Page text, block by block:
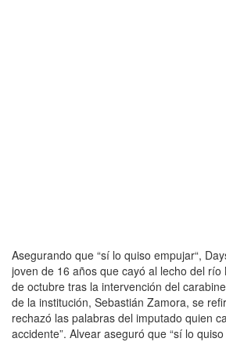
Asegurando que “sí lo quiso empujar“,
joven de 16 años que cayó al lecho del río
de octubre tras la intervención del
de la institución, Sebastián Zamora, se
rechazó las palabras del imputado quien
accidente”. Alvear aseguró que “sí lo quiso